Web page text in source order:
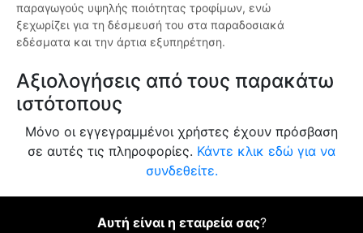
παραγωγούς υψηλής ποιότητας τροφίμων, ενώ
ξεχωρίζει για τη δέσμευσή του στα παραδοσιακά
εδέσματα και την άρτια εξυπηρέτηση.
Αξιολογήσεις από τους παρακάτω
ιστότοπους
Μόνο οι εγγεγραμμένοι χρήστες έχουν πρόσβαση
σε αυτές τις πληροφορίες. Κάντε κλικ εδώ για να
συνδεθείτε.
Αυτή είναι η εταιρεία σας?